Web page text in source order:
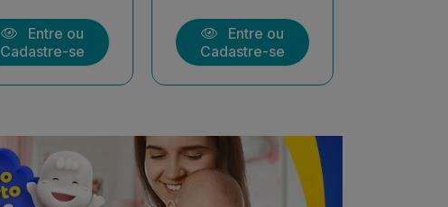
Entre ou
Cadastre-se
Entre ou
Cadastre-se